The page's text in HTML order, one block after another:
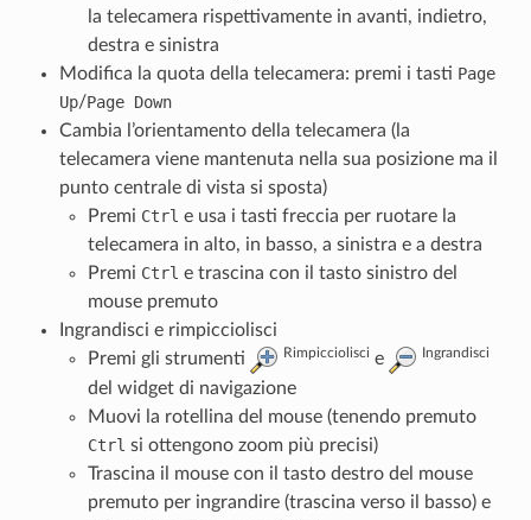
la telecamera rispettivamente in avanti, indietro,
destra e sinistra
Modifica la quota della telecamera: premi i tasti Page
Up/Page Down
Cambia l’orientamento della telecamera (la
telecamera viene mantenuta nella sua posizione ma il
punto centrale di vista si sposta)
Premi Ctrl e usa i tasti freccia per ruotare la
telecamera in alto, in basso, a sinistra e a destra
Premi Ctrl e trascina con il tasto sinistro del
mouse premuto
Ingrandisci e rimpicciolisci
Premi gli strumenti
Rimpicciolisci e Ingrandisci
del widget di navigazione
Muovi la rotellina del mouse (tenendo premuto
Ctrl si ottengono zoom più precisi)
Trascina il mouse con il tasto destro del mouse
premuto per ingrandire (trascina verso il basso) e